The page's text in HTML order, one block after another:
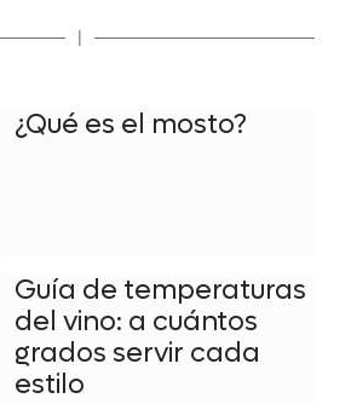
|
¿Qué es el mosto?
Guía de temperaturas
del vino: a cuántos
grados servir cada
estilo